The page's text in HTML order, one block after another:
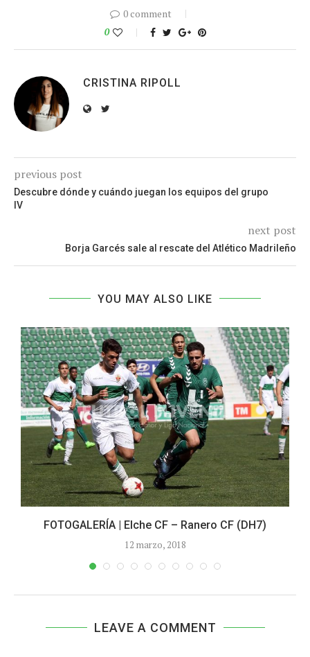
0 comment
0
CRISTINA RIPOLL
previous post
Descubre dónde y cuándo juegan los equipos del grupo
IV
next post
Borja Garcés sale al rescate del Atlético Madrileño
YOU MAY ALSO LIKE
FOTOGALERÍA | Elche CF – Ranero CF (DH7)
12 marzo, 2018
LEAVE A COMMENT